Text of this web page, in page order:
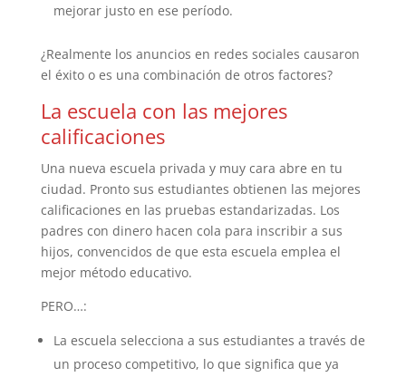
mejorar justo en ese período.
¿Realmente los anuncios en redes sociales causaron
el éxito o es una combinación de otros factores?
La escuela con las mejores
calificaciones
Una nueva escuela privada y muy cara abre en tu
ciudad. Pronto sus estudiantes obtienen las mejores
calificaciones en las pruebas estandarizadas. Los
padres con dinero hacen cola para inscribir a sus
hijos, convencidos de que esta escuela emplea el
mejor método educativo.
PERO…:
La escuela selecciona a sus estudiantes a través de
un proceso competitivo, lo que significa que ya